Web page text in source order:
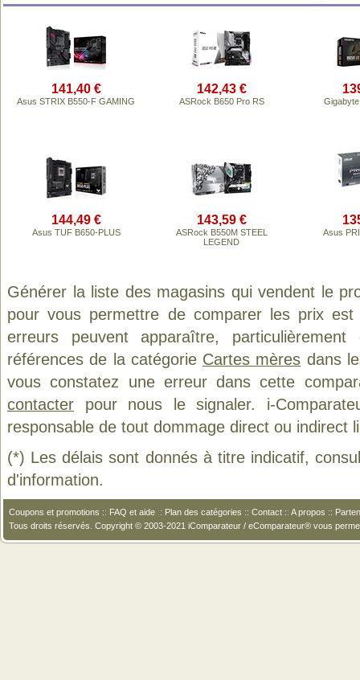
141,40 €
Asus STRIX B550-F GAMING
142,43 €
ASRock B650 Pro RS
144,49 €
Asus TUF B650-PLUS
143,59 €
ASRock B550M STEEL
LEGEND
Asus
Générer la liste des magasins qui vendent le
pour vous permettre de comparer les prix
erreurs peuvent apparaître,
références de la catégorie Cartes mères dans
vous constatez une erreur dans cette
contacter pour nous le signaler. i-
responsable de tout dommage direct ou indirect
(*) Les délais sont donnés à titre indicatif,
d'information.
Coupons et promotions :: FAQ et aide :: Plan des catégories :: Contact :: A propos ::
Tous droits réservés. Copyright © 2003-2021 iComparateur / eComparateur® vous